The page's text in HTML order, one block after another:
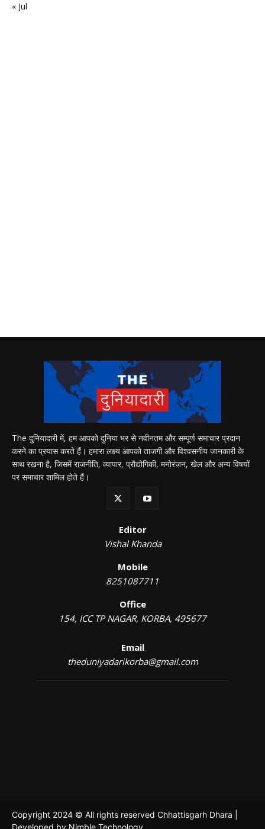
« Jul
The दुनियादारी में, हम आपको दुनिया भर से नवीनतम और सम्पूर्ण समाचार प्रदान
करने का प्रयास करते हैं। हमारा लक्ष्य आपको ताजगी और विश्वसनीय जानकारी के
साथ रखना है, जिसमें राजनीति, व्यापार, प्रौद्योगिकी, मनोरंजन, खेल और अन्य विषयों
पर समाचार शामिल होते हैं।
Editor
Vishal Khanda
Mobile
8251087711
Office
154, ICC TP NAGAR, KORBA, 495677
Email
theduniyadarikorba@gmail.com
Copyright 2024 © All rights reserved Chhattisgarh Dhara |
Developed by Nimble Technology